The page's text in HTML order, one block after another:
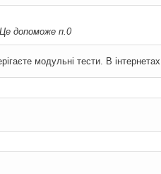
допоможе п.0
модульні тести. В